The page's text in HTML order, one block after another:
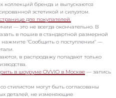
коллекций бренда и выпускаются
эстетикой и силуэтом.
для покупателей.
— это не всегда окончательно. В
в пошив в стандартной размерной
"Сообщить о поступлении" —
в распродажу попадают только
в шоуруме OVVIO в Москве — запись
стилистом могут быть согласованы
деталей, не изменяющие